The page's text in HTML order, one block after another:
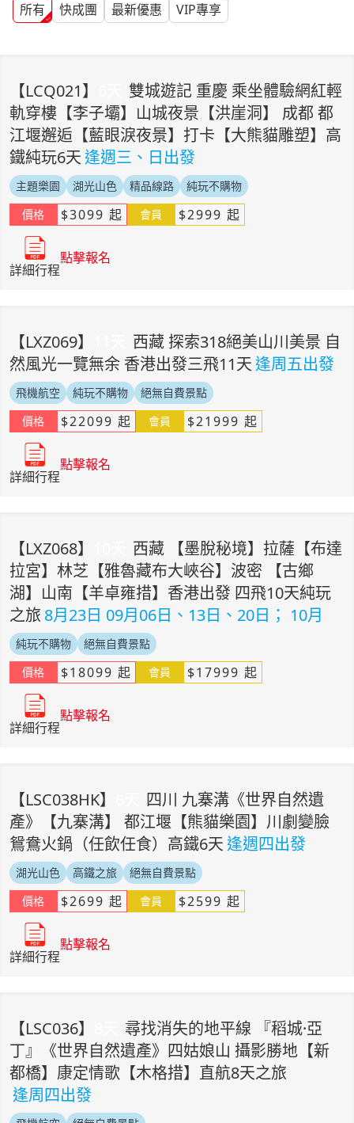
所有
快成團 最新優惠 VIP專享
【LCQ021】
雙城遊記 重慶 乘坐體驗網紅輕
軌穿樓【李子壩】山城夜景【洪崖洞】 成都 都
江堰邂逅【藍眼淚夜景】打卡【大熊貓雕塑】高
鐵純玩6天逢週三、日出發
主題樂園 湖光山色 精品線路
純玩不購物
價格
$3099 起 會員 $2999 起
詳細行程
點擊報名
【LXZ069】
西藏 探索318絕美山川美景 自
然風光一覽無余 香港出發三飛11天逢周五出發
飛機航空 純玩不購物
絕無自費景點
價格
$22099 起 會員 $21999 起
詳細行程
點擊報名
【LXZ068】
西藏 【墨脫秘境】拉薩【布達
拉宮】林芝【雅魯藏布大峽谷】波密 【古鄉
湖】山南【羊卓雍措】香港出發 四飛10天純玩
之旅 8月23日 09月06日、13日、20日； 10月
純玩不購物
絕無自費景點
價格
$18099 起 會員 $17999 起
詳細行程
點擊報名
【LSC038HK】
四川 九寨溝《世界自然遺
產》【九寨溝】 都江堰【熊貓樂園】川劇變臉
鴛鴦火鍋（任飲任食）高鐵6天逢週四出發
湖光山色 高鐵之旅
絕無自費景點
價格
$2699 起 會員 $2599 起
詳細行程
點擊報名
【LSC036】
尋找消失的地平線 『稻城·亞
丁』《世界自然遺產》四姑娘山 攝影勝地【新
都橋】康定情歌【木格措】直航8天之旅
逢周四出發